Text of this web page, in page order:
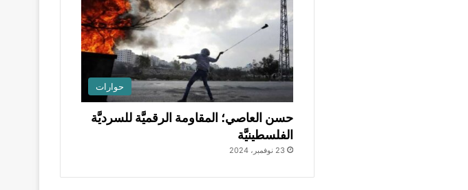
حوارات
حسن العاصي؛ المقاومة الرقميَّة للسرديَّة
الفلسطينيَّة
23 نوفمبر، 2024